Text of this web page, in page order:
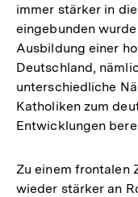
immer stärker in
eingebunden
Ausbildung einer
Deutschland,
unterschiedliche
Katholiken zum
Entwicklungen
Zu einem frontalen
wieder stärker an